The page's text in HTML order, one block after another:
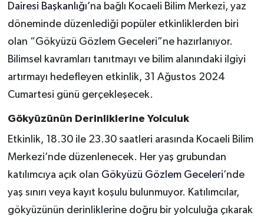
Dairesi Başkanlığı’na bağlı Kocaeli Bilim Merkezi, yaz
döneminde düzenlediği popüler etkinliklerden biri
olan “Gökyüzü Gözlem Geceleri”ne hazırlanıyor.
Bilimsel kavramları tanıtmayı ve bilim alanındaki ilgiyi
artırmayı hedefleyen etkinlik, 31 Ağustos 2024
Cumartesi günü gerçekleşecek.
Gökyüzünün Derinliklerine Yolculuk
Etkinlik, 18.30 ile 23.30 saatleri arasında Kocaeli Bilim
Merkezi’nde düzenlenecek. Her yaş grubundan
katılımcıya açık olan Gökyüzü Gözlem Geceleri’nde
yaş sınırı veya kayıt koşulu bulunmuyor. Katılımcılar,
gökyüzünün derinliklerine doğru bir yolculuğa çıkarak